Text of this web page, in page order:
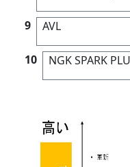
9 AVL
10 NGK SPARK